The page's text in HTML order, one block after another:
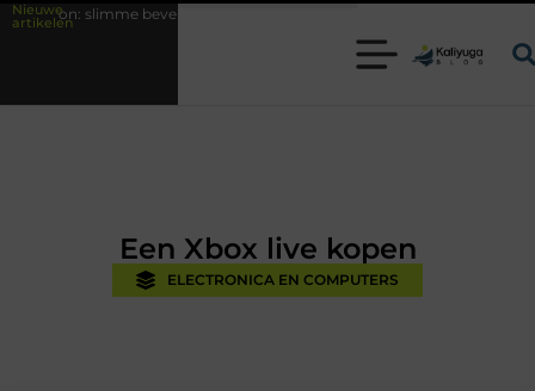
Nieuwe
artikelen
beveiligingsoplossingen met kennis uit de praktijk
Een Xbox live kopen
ELECTRONICA EN COMPUTERS